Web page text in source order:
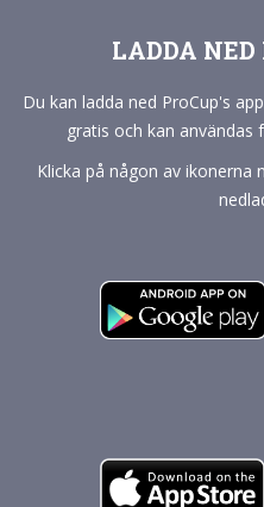
LADDA NED
Du kan ladda ned ProCup's
gratis och kan användas
Klicka på någon av